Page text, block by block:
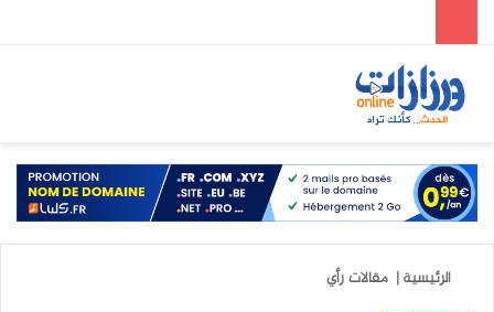
الرئيسية| مقالات رأي